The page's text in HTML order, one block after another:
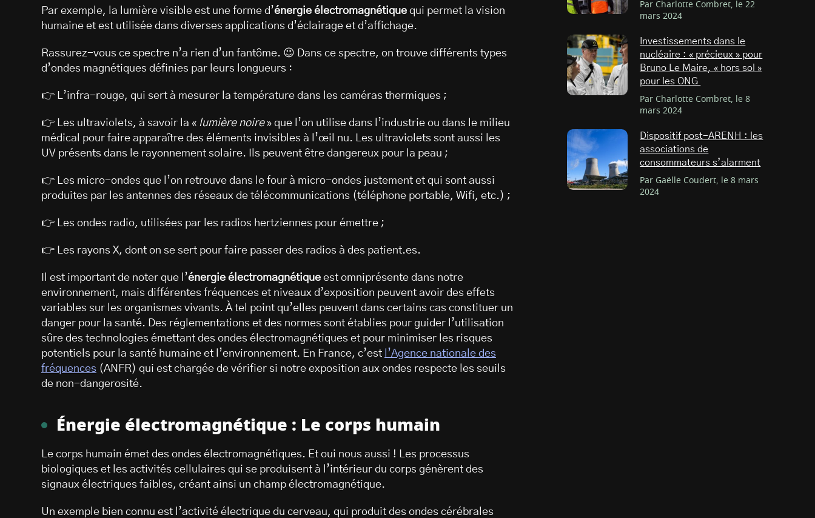
Par exemple, la lumière visible est une forme d’énergie électromagnétique qui permet la vision
humaine et est utilisée dans diverses applications d’éclairage et d’affichage.
Rassurez-vous ce spectre n’a rien d’un fantôme. 😉 Dans ce spectre, on trouve différents types
d’ondes magnétiques définies par leurs longueurs :
👉 L’infra-rouge, qui sert à mesurer la température dans les caméras thermiques ;
👉 Les ultraviolets, à savoir la « lumière noire» que l’on utilise dans l’industrie ou dans le milieu
médical pour faire apparaître des éléments invisibles à l’œil nu. Les ultraviolets sont aussi les
UV présents dans le rayonnement solaire. Ils peuvent être dangereux pour la peau ;
👉 Les micro-ondes que l’on retrouve dans le four à micro-ondes justement et qui sont aussi
produites par les antennes des réseaux de télécommunications (téléphone portable, Wifi, etc.) ;
👉 Les ondes radio, utilisées par les radios hertziennes pour émettre ;
👉 Les rayons X, dont on se sert pour faire passer des radios à des patient.es.
Il est important de noter que l’énergie électromagnétique est omniprésente dans notre
environnement, mais différentes fréquences et niveaux d’exposition peuvent avoir des effets
variables sur les organismes vivants. À tel point qu’elles peuvent dans certains cas constituer un
danger pour la santé. Des réglementations et des normes sont établies pour guider l’utilisation
sûre des technologies émettant des ondes électromagnétiques et pour minimiser les risques
potentiels pour la santé humaine et l’environnement. En France, c’est
l’Agence nationale des
fréquences (ANFR) qui est chargée de vérifier si notre exposition aux ondes respecte les seuils
de non-dangerosité.
Énergie électromagnétique : Le corps humain
Le corps humain émet des ondes électromagnétiques. Et oui nous aussi ! Les processus
biologiques et les activités cellulaires qui se produisent à l’intérieur du corps génèrent des
signaux électriques faibles, créant ainsi un champ électromagnétique.
Un exemple bien connu est l’activité électrique du cerveau, qui produit des ondes cérébrales
Par Charlotte Combret, le 22
mars 2024
Investissements dans le
nucléaire : « précieux » pour
Bruno Le Maire, « hors sol »
pour les ONG
Par Charlotte Combret, le 8
mars 2024
Dispositif post-ARENH : les
associations de
consommateurs s’alarment
Par Gaëlle Coudert, le 8 mars
2024